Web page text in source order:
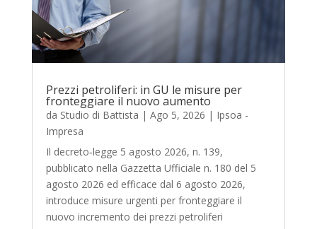
Prezzi petroliferi: in GU le misure per
fronteggiare il nuovo aumento
da Studio di Battista | Ago 5, 2026 | Ipsoa -
Impresa
Il decreto‑legge 5 agosto 2026, n. 139,
pubblicato nella Gazzetta Ufficiale n. 180 del 5
agosto 2026 ed efficace dal 6 agosto 2026,
introduce misure urgenti per fronteggiare il
nuovo incremento dei prezzi petroliferi